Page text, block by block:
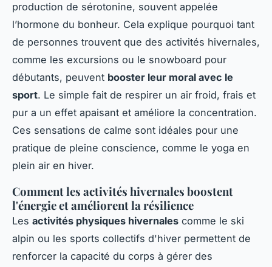
production de sérotonine, souvent appelée
l’hormone du bonheur. Cela explique pourquoi tant
de personnes trouvent que des activités hivernales,
comme les excursions ou le snowboard pour
débutants, peuvent booster leur moral avec le
sport. Le simple fait de respirer un air froid, frais et
pur a un effet apaisant et améliore la concentration.
Ces sensations de calme sont idéales pour une
pratique de pleine conscience, comme le yoga en
plein air en hiver.
Comment les activités hivernales boostent
l'énergie et améliorent la résilience
Les activités physiques hivernales comme le ski
alpin ou les sports collectifs d'hiver permettent de
renforcer la capacité du corps à gérer des